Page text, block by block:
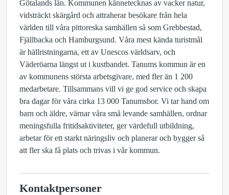
Götalands län. Kommunen kännetecknas av vacker natur,
vidsträckt skärgård och attraherar besökare från hela
världen till våra pittoreska samhällen så som Grebbestad,
Fjällbacka och Hamburgsund. Våra mest kända turistmål
är hällristningarna, ett av Unescos världsarv, och
Väderöarna längst ut i kustbandet. Tanums kommun är en
av kommunens största arbetsgivare, med fler än 1 200
medarbetare. Tillsammans vill vi ge god service och skapa
bra dagar för våra cirka 13 000 Tanumsbor. Vi tar hand om
barn och äldre, värnar våra små levande samhällen, ordnar
meningsfulla fritidsaktiviteter, ger värdefull utbildning,
arbetar för ett starkt näringsliv och planerar och bygger så
att fler ska få plats och trivas i vår kommun.
Kontaktpersoner